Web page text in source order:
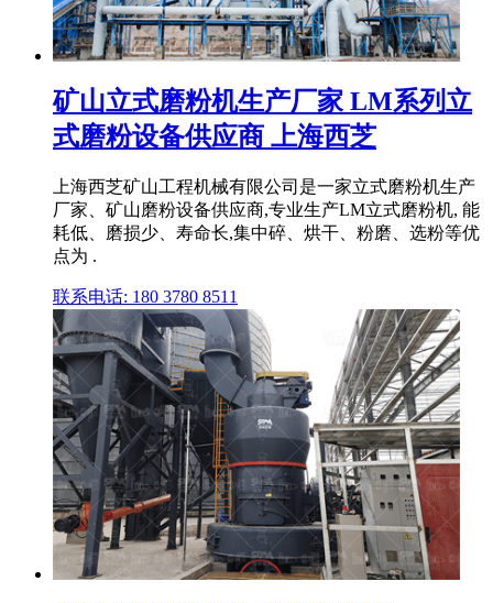
矿山立式磨粉机生产厂家 LM系列立
式磨粉设备供应商 上海西芝
上海西芝矿山工程机械有限公司是一家立式磨粉机生产
厂家、矿山磨粉设备供应商,专业生产LM立式磨粉机, 能
耗低、磨损少、寿命长,集中碎、烘干、粉磨、选粉等优
点为 .
联系电话: 180 3780 8511